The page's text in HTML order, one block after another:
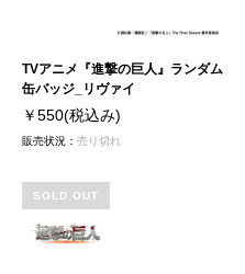
TVアニメ『進撃の巨人』ランダム
缶バッジ_リヴァイ
￥550(税込み)
販売状況： 売り切れ
SOLD OUT